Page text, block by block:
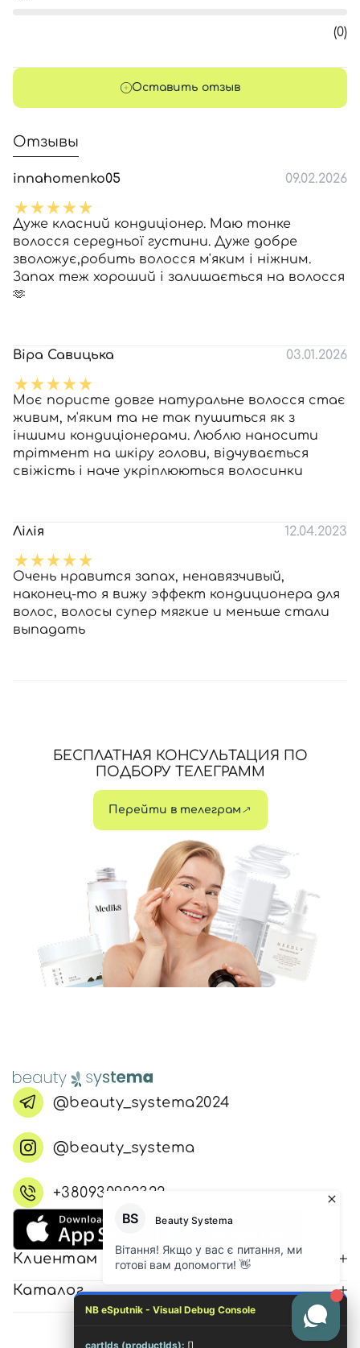
(0)
Оставить отзыв
Отзывы
innahomenko05 09.02.2026
Дуже класний кондиціонер. Маю тонке
волосся середньої густини. Дуже добре
зволожує,робить волосся м'яким і ніжним.
Запах теж хороший і залишається на волосся
🫶
Віра Савицька 03.01.2026
Моє пористе довге натуральне волосся стає
живим, м'яким та не так пушиться як з
іншими кондиціонерами. Люблю наносити
трітмент на шкіру голови, відчувається
свіжість і наче укріплюються волосинки
Лілія 12.04.2023
Очень нравится запах, ненавязчивый,
наконец-то я вижу эффект кондиционера для
волос, волосы супер мягкие и меньше стали
выпадать
БЕСПЛАТНАЯ КОНСУЛЬТАЦИЯ ПО
ПОДБОРУ ТЕЛЕГРАММ
Перейти в телеграм
@beauty_systema2024
@beauty_systema
+380930992322
Клиентам
Каталог
NB eSputnik - Visual Debug Console
cartIds (productIds): []